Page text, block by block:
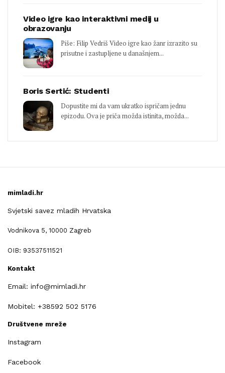
Video igre kao interaktivni medij u
obrazovanju
Piše: Filip Vedriš Video igre kao žanr izrazito su
prisutne i zastupljene u današnjem...
Boris Sertić: Studenti
Dopustite mi da vam ukratko ispričam jednu
epizodu. Ova je priča možda istinita, možda...
mimladi.hr
Svjetski savez mladih Hrvatska
Vodnikova 5, 10000 Zagreb
OIB: 93537511521
Kontakt
Email: info@mimladi.hr
Mobitel: +38592 502 5176
Društvene mreže
Instagram
Facebook